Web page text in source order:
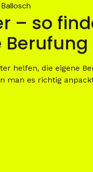
– so
helfen, die eigene
man es richtig